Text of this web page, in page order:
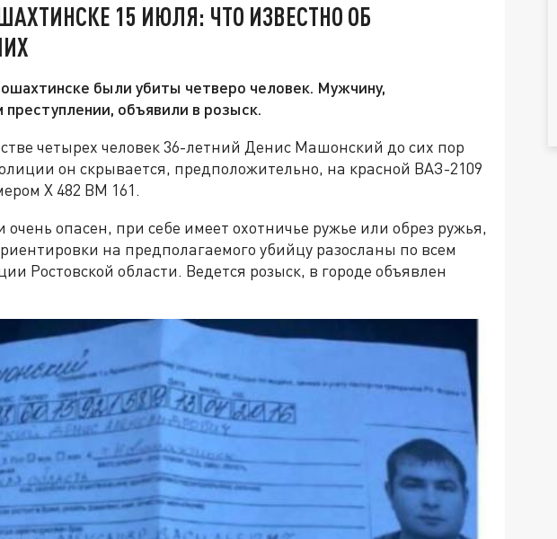
15 ИЮЛЯ: ЧТО ИЗВЕСТНО ОБ
были убиты четверо человек. Мужчину,
объявили в розыск.
четырех человек 36-летний Денис Машонский до сих пор
он скрывается, предположительно, на красной ВАЗ-2109
Х 482 ВМ 161.
опасен, при себе имеет охотничье ружье или обрез ружья,
на предполагаемого убийцу разосланы по всем
Ростовской области. Ведется розыск, в городе объявлен